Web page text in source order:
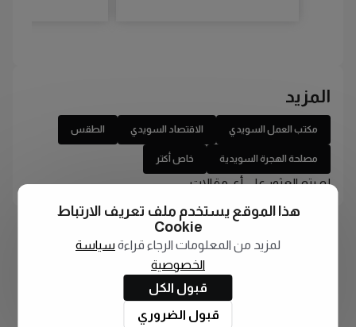
المزيد
مكتب العمل السويدي الاقتصاد السويدي الطقس
مصلحة الهجرة السويدية خاص أكتر
لم يتم العثور على أي مقالات
هذا الموقع يستخدم ملف تعريف الارتباط
Cookie
لمزيد من المعلومات الرجاء قراءة سياسة
الخصوصية
قبول الكل
قبول الضروري